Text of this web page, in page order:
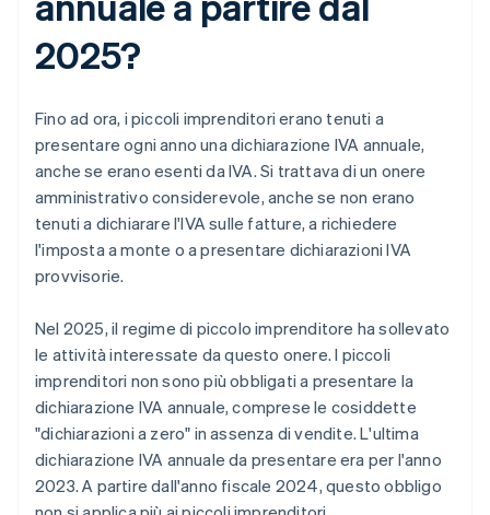
2025?
Fino ad ora, i piccoli imprenditori erano tenuti a
presentare ogni anno una dichiarazione IVA annuale,
anche se erano esenti da IVA. Si trattava di un onere
amministrativo considerevole, anche se non erano
tenuti a dichiarare l'IVA sulle fatture, a richiedere
l'imposta a monte o a presentare dichiarazioni IVA
provvisorie.
Nel 2025, il regime di piccolo imprenditore ha sollevato
le attività interessate da questo onere. I piccoli
imprenditori non sono più obbligati a presentare la
dichiarazione IVA annuale, comprese le cosiddette
"dichiarazioni a zero" in assenza di vendite. L'ultima
dichiarazione IVA annuale da presentare era per l'anno
2023. A partire dall'anno fiscale 2024, questo obbligo